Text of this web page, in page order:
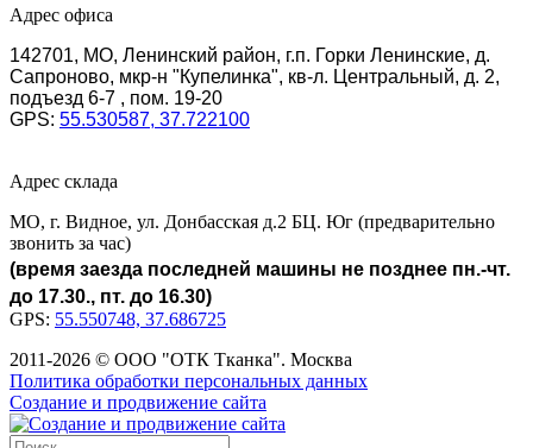
Адрес офиса
142701, МО, Ленинский район, г.п. Горки Ленинские, д.
Сапроново, мкр-н "Купелинка", кв-л. Центральный, д. 2,
подъезд 6-7 , пом. 19-20
GPS: 55.530587, 37.722100
Адрес склада
МО, г. Видное, ул. Донбасская д.2 БЦ. Юг (предварительно
звонить за час)
(время заезда последней машины не позднее пн.-чт.
до 17.30., пт. до 16.30)
GPS: 55.550748, 37.686725
2011-2026 © ООО "ОТК Тканка". Москва
Политика обработки персональных данных
Создание и продвижение сайта